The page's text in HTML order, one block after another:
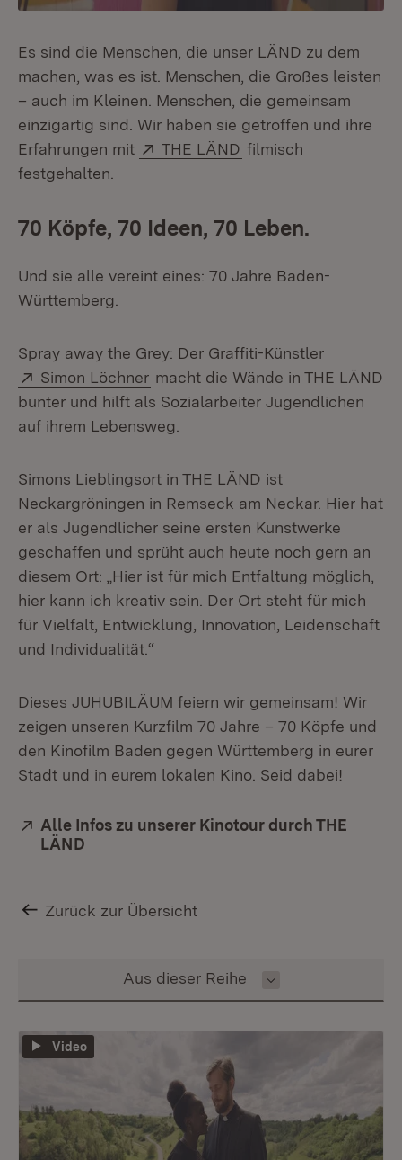
Es sind die Menschen, die unser LÄND zu dem
machen, was es ist. Menschen, die Großes leisten
– auch im Kleinen. Menschen, die gemeinsam
einzigartig sind. Wir haben sie getroffen und ihre
Erfahrungen mit
Extern:
THE LÄND (Öffnet in neuem
filmisch
festgehalten.
70 Köpfe, 70 Ideen, 70 Leben.
Und sie alle vereint eines: 70 Jahre Baden-
Württemberg.
Spray away the Grey: Der Graffiti-Künstler
Extern:
Simon Löchner (Öffnet in neuem Fenster)
macht die Wände in THE LÄND
bunter und hilft als Sozialarbeiter Jugendlichen
auf ihrem Lebensweg.
Simons Lieblingsort in THE LÄND ist
Neckargröningen in Remseck am Neckar. Hier hat
er als Jugendlicher seine ersten Kunstwerke
geschaffen und sprüht auch heute noch gern an
diesem Ort: „Hier ist für mich Entfaltung möglich,
hier kann ich kreativ sein. Der Ort steht für mich
für Vielfalt, Entwicklung, Innovation, Leidenschaft
und Individualität.“
Dieses JUHUBILÄUM feiern wir gemeinsam! Wir
zeigen unseren Kurzfilm 70 Jahre – 70 Köpfe und
den Kinofilm Baden gegen Württemberg in eurer
Stadt und in eurem lokalen Kino. Seid dabei!
Extern:
Alle Infos zu unserer Kinotour durch THE
LÄND
Zurück zur Übersicht
Inhalt auswählen
Aus dieser Reihe
Video